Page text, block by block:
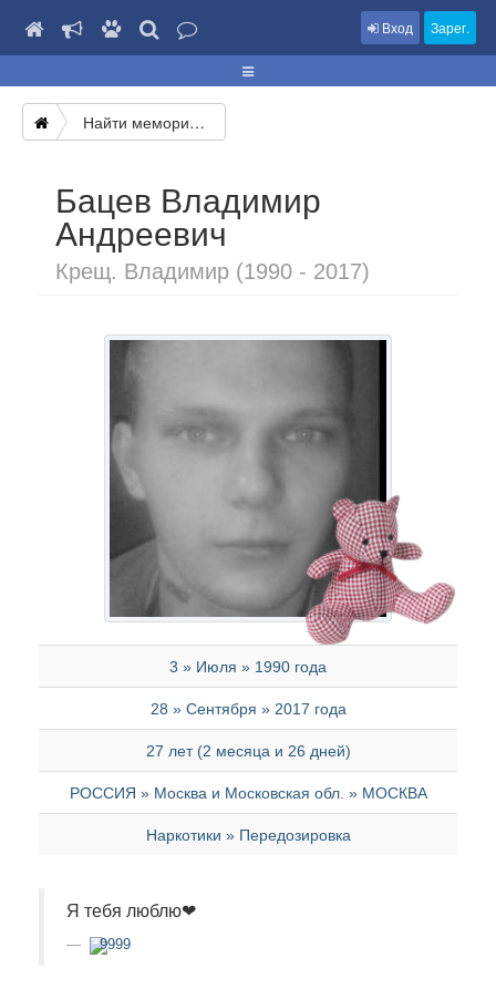
Вход Зарег.
Найти мемориал
Бацев Владимир
Андреевич
Крещ. Владимир (1990 - 2017)
3 » Июля » 1990 года
28 » Сентября » 2017 года
27 лет (2 месяца и 26 дней)
РОССИЯ » Москва и Московская обл. » МОСКВА
Наркотики » Передозировка
Я тебя люблю❤
9999